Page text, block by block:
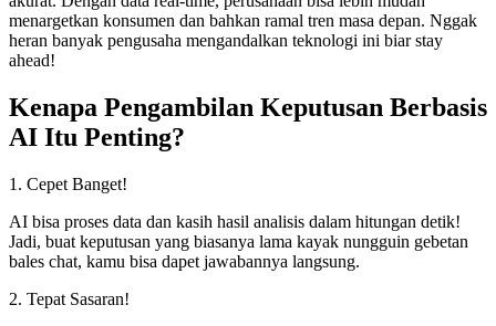
menargetkan konsumen dan bahkan ramal tren masa depan. Nggak
heran banyak pengusaha mengandalkan teknologi ini biar stay
ahead!
Kenapa Pengambilan Keputusan Berbasis
AI Itu Penting?
1. Cepet Banget!
AI bisa proses data dan kasih hasil analisis dalam hitungan detik!
Jadi, buat keputusan yang biasanya lama kayak nungguin gebetan
bales chat, kamu bisa dapet jawabannya langsung.
2. Tepat Sasaran!